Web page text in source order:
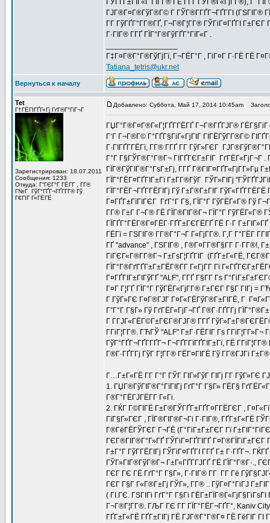
ГЎГҐГ±ГЇГ«Г ГІГ­Г® ГЁ Г­ГҐ ГЎГ®Г«ГјГ­Г®), Г
ГЈГ®Г¤Г®ГўГ®Г© Г ГЎГ®Г­ГҐГ¬ГҐГ­ГІ (ГЅГІГ®
Г­Г ГўГҐГ°Г­Г®ГҐ, Г¬Г®Г¦Г­Г® ГЎГіГ¤ГҐГІ Г±ГЄГ
Г·ГІГ® Г­ГҐ ГЇГ°Г®ГўГҐГ°ГїГ«Г .
Г‡Г¤Г®Г°Г®ГўГјГї, Г¬ГЁГ°Г , ГіГ¤Г Г·ГЁ ГЁ
Tatiana_tetris@ukr.net
Вернуться к началу
Tet
Г†ГЁГІГҐГ«Гј ГґГ®Г°ГіГ¬Г
Зарегистрирован: 18.07.2011
Сообщения: 1233
Откуда: Г“ГЄГ°Г ГЁГ­Г , Г­Г®
Г№Г ГўГ°ГҐГ¬ГҐГ­Г­Г® Гў
Г€ГІГ Г«ГЁГЁ
Добавлено: Суббота, Май 17, 2014 10:45am
ГЏГ°Г®Г¤Г®Г«Г¦ГҐГ­ГЁГҐ Г¬Г®ГҐГЈГ®
Г‘Г Г¬Г®Г© Г°ГҐГ§ГіГ«ГјГІГ ГІГЁГўГ­Г®Г©
Г·ГІГҐГ­ГЁГї, Г­Г® Г­ГҐ Г­Г ГўГ»ГЄГ
Г°Г Г§ГЎГ®Г°Г®Г¬ ГІГҐГЄГ±ГІГ ГґГЁГ«ГјГ¬Г .
ГЇГ®ГўГІГ®Г°ГѕГ±Гј, Г­ГҐ
ГЇГ°ГЁГ¤ГҐГІГ±Гї Г±Г­Г®ГўГ ГЎГ»ГІГј
ГЇГ°ГЁГ¬ГҐГ­ГЁГІГј Гў Г±Г®Г±ГІГ ГўГ«ГҐГ­ГЁГЁ
Г¤ГҐГ±ГїГІГЄГ ГґГ°Г Г§, ГЇГ°Г ГўГЁГ«Г® Гў
Г­Г® Г±Г Г¬Г® ГЁ ГЇГ®ГІГ®Г¬ ГЇГ°Г ГўГЁГ«Г®
ГЇГҐГ°ГЁГ®Г¤ГЁГ·ГҐГ±ГЄГЁГҐ ГЁ Г·Г
ГЁГї = ГЅГІГ® Г­Г®Г°Г¬Г Г«ГјГ­Г®. Г‚Г Г°ГЁГ
ГҐ "advance" , ГЅГІГ® , Г®Г¤Г­Г®Г§Г­Г Г·Г­Г®!,
ГіГЄГ«Г®Г­Г®Г¬ Г±ГѕГ¦ГҐГІГ (ГҐГ±Г«ГЁ,
ГЇГ°Г®ГґГҐГ±Г±ГЁГ®Г­Г Г«ГјГ­Г Гї
Г¤ГҐГІГ±ГІГўГҐ "ALF", Г­ГҐ Г§Г­Г Гѕ
Г¤Г Г¦ГҐ ГЇГ°Г ГўГЁГ«ГјГ­Г® Г±ГЄГ Г§Г ГІГј
Г ГўГ»ГЄ Г¤Г®ГЈГ Г¤Г«ГЁГўГ®Г±ГІГЁ, Г
Г”Г°Г Г§Г» Гў ГґГЁГ«ГјГ¬ГҐ Г®Г·ГҐГ­Гј
Г Г­ГЈГ«ГЁГ©Г±ГЄГ®ГЈГ® Г­ГҐ
Г­ГіГ¦Г­Г®. ГЋГЎ "ALF" Г±Г·ГЁГІГ Гѕ
ГўГ°ГҐГ¬ГҐГ­ГҐГ¬ Г¬ГҐГ­ГїГҐГІГ±Гї, ГЁ
Г®Г·ГҐГ­Гј ГўГ Г¦Г­Г® ГЁГ¤ГІГЁ Гў Г­Г®ГЈГі
Г…Г±Г«ГЁ Г­Г Г°Г ГЎГ ГІГ»ГўГ ГІГј Г­Г ГўГ»ГЄ
1. ГЏГ®ГўГІГ®Г°ГїГІГј ГґГ°Г Г§Г» ГЁГ§
Г®Г°ГЁГЈГЁГ­Г Г«Гі.
2. ГЌГ Г©ГІГЁ Г±Г®ГЎГҐГ±ГҐГ¤Г­ГЁГЄГ ,
ГїГ§Г»ГЄГ , ГЇГ®ГІГ®Г¬Гі Г·ГІГ®, ГҐГ±Г«ГЁ
Г®ГёГЁГЎГЄГ Г¬ГЁ (Г°ГіГ±Г±ГЄГ Гї
ГЄГ®ГІГ®Г°Г»ГҐ ГЎГіГ¤ГҐГІГҐ
Г±Г°Г ГўГ­ГЁГІГј ГЎГіГ¤ГҐГІ Г­ГҐ Г± Г·ГҐГ¬.
ГЎГ»ГІГ®ГўГ®Г¬ Г±Г«ГҐГ­ГЈГҐ ГЁ ГЇГ°Г®Г·.,
ГЄГ ГЄ ГЁ ГґГ°Г Г§Г», Г·ГІГ® Г­Г Г­Г Гё
ГЄГ Г§Г Г«Г®Г±Гј ГЎГ», Г­Г® .. ГўГ¤Г°ГіГЈ
( ГІ.ГЄ. ГЅГІГі ГґГ°Г Г§Гі
Г¬Г®Г¦Г­Г®. ГЉГ ГЄ Г­Г ГЇГ°ГЁГ¬ГҐГ°, Kaniv City -
ГҐГ±Г«ГЁ ГҐГ±ГІГј ГЁ ГЈГ®Г°Г®Г¤ ГЁ ГёГІГ